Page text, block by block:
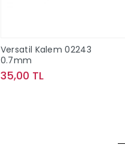
Versatil Kalem 02243
0.7mm
35,00 TL